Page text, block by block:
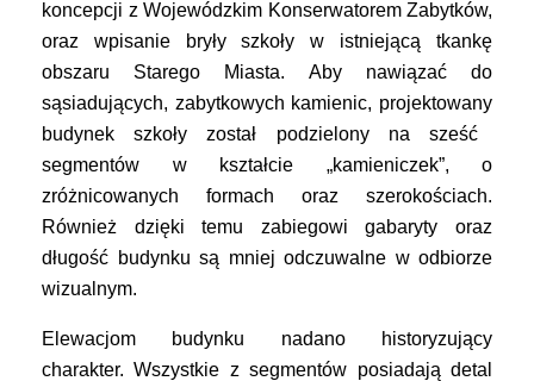
koncepcji z Wojewódzkim Konserwatorem Zabytków,
oraz wpisanie bryły szkoły w istniejącą tkankę
obszaru Starego Miasta. Aby nawiązać do
sąsiadujących, zabytkowych kamienic, projektowany
budynekszkołyzostał podzielony na sześć
segmentów w kształcie „kamieniczek”, o
zróżnicowanych formach oraz szerokościach.
Również dzięki temu zabiegowi gabaryty oraz
długość budynku są mniej odczuwalne w odbiorze
wizualnym.
Elewacjom budynku nadano historyzujący
charakter. Wszystkie z segmentów posiadają detal